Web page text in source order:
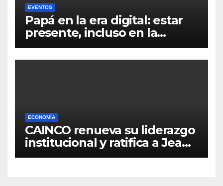
EVENTOS
Papá en la era digital: estar
presente, incluso en la
distancia
ECONOMÍA
CAINCO renueva su liderazgo
institucional y ratifica a Jean
Pierre Antelo para una nueva